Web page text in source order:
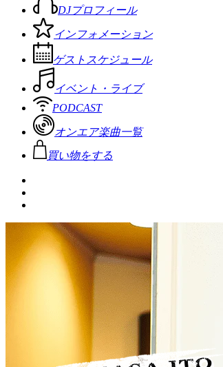
DJプロフィール
インフォメーション
ゲストスケジュール
イベント・ライブ
PODCAST
オンエア楽曲一覧
買い物をする